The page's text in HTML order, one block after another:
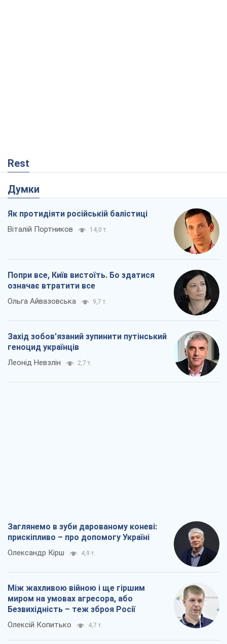
Rest
Думки
Як протидіяти російській балістиці
Віталій Портников 14,0 т.
Попри все, Київ вистоїть. Бо здатися
означає втратити все
Ольга Айвазовська 9,7 т.
Захід зобов'язаний зупинити путінський
геноцид українців
Леонід Невзлін 2,7 т.
Заглянемо в зуби дарованому коневі:
прискіпливо – про допомогу Україні
Олександр Кірш 4,9 т.
Між жахливою війною і ще гіршим
миром на умовах агресора, або
Безвихідність – теж зброя Росії
Олексій Копитько 4,7 т.